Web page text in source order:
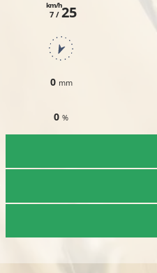
7 /
km/h25
0 mm
0%